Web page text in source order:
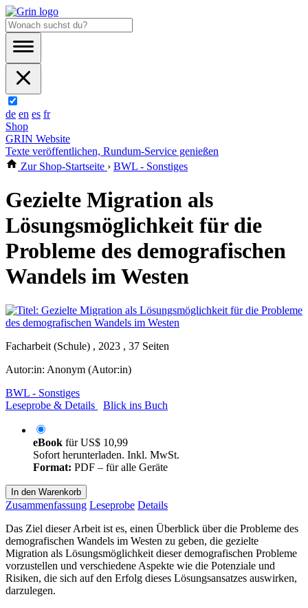
de en es fr
Shop
GRIN Website
Texte veröffentlichen, Rundum-Service genießen
Zur Shop-Startseite › BWL - Sonstiges
Gezielte Migration als
Lösungsmöglichkeit für die
Probleme des demografischen
Wandels im Westen
Facharbeit (Schule) , 2023 , 37 Seiten
Autor:in: Anonym (Autor:in)
BWL - Sonstiges
Leseprobe & Details
Blick ins Buch
eBook fürUS$ 10,99
Sofort herunterladen. Inkl. MwSt.
Format: PDF – für alle Geräte
In den Warenkorb
Zusammenfassung Leseprobe Details
Das Ziel dieser Arbeit ist es, einen Überblick über die Probleme des
demografischen Wandels im Westen zu geben, die gezielte
Migration als Lösungsmöglichkeit dieser demografischen Probleme
vorzustellen und verschiedene Aspekte wie die Potenziale und
Risiken, die sich auf den Erfolg dieses Lösungsansatzes auswirken,
darzulegen.